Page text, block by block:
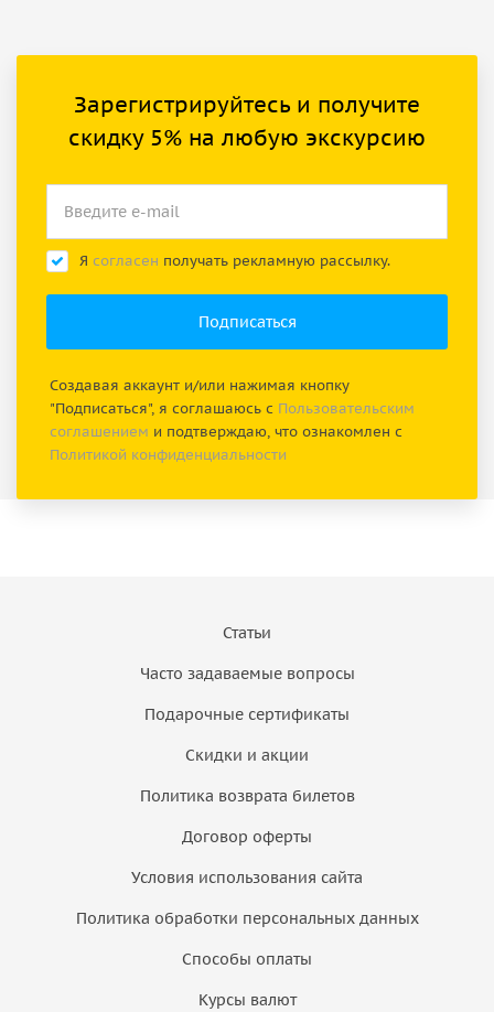
Зарегистрируйтесь и получите
скидку 5% на любую экскурсию
Я согласен получать рекламную рассылку.
Создавая аккаунт и/или нажимая кнопку
"Подписаться", я соглашаюсь с Пользовательским
соглашением и подтверждаю, что ознакомлен с
Политикой конфиденциальности
Статьи
Часто задаваемые вопросы
Подарочные сертификаты
Скидки и акции
Политика возврата билетов
Договор оферты
Условия использования сайта
Политика обработки персональных данных
Способы оплаты
Курсы валют